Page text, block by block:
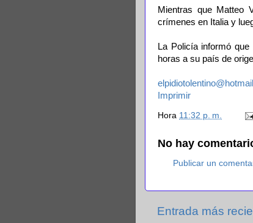
Mientras que Matteo
crímenes en Italia y
La Policía informó
horas a su país de
Imprimir
Hora 11:32 p. m.
No hay
Publicar un
Entrada más